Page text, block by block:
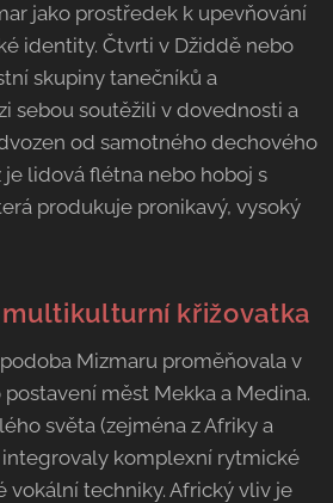
jako prostředek k upevňování
identity. Čtvrti v Džiddě nebo
skupiny tanečníků a
sebou soutěžili v dovednosti a
od samotného dechového
je lidová flétna nebo hoboj s
produkuje pronikavý, vysoký
multikulturní křižovatka
Mizmaru proměňovala v
měst Mekka a Medina.
světa (zejména z Afriky a
integrovaly komplexní rytmické
vokální techniky. Africký vliv je